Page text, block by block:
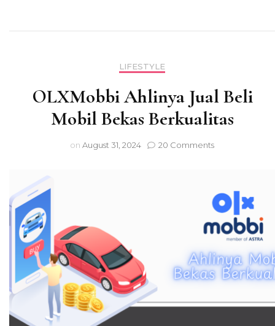
LIFESTYLE
OLXMobbi Ahlinya Jual Beli
Mobil Bekas Berkualitas
on August 31, 2024 20 Commentson
Beli
Mobil
Bekas
Berkualitas